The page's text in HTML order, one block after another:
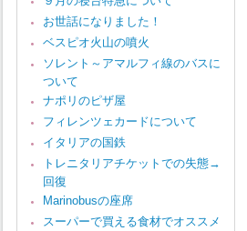
お世話になりました！
ベスピオ火山の噴火
ソレント～アマルフィ線のバスに
ついて
ナポリのピザ屋
フィレンツェカードについて
イタリアの国鉄
トレニタリアチケットでの失態→
回復
Marinobusの座席
スーパーで買える食材でオススメ